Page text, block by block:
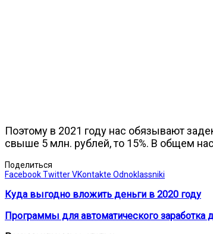
Поэтому в 2021 году нас обязывают
свыше 5 млн. рублей, то 15%. В общем
Поделиться
FacebookTwitterVKontakte Odnoklassniki
Куда выгодно вложить деньги в 2020 году
Программы для автоматического заработка